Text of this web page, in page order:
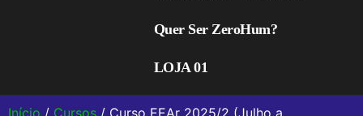
Quer Ser ZeroHum?
LOJA 01
Início / Cursos / Curso EEAr 2025/2 (Julho a